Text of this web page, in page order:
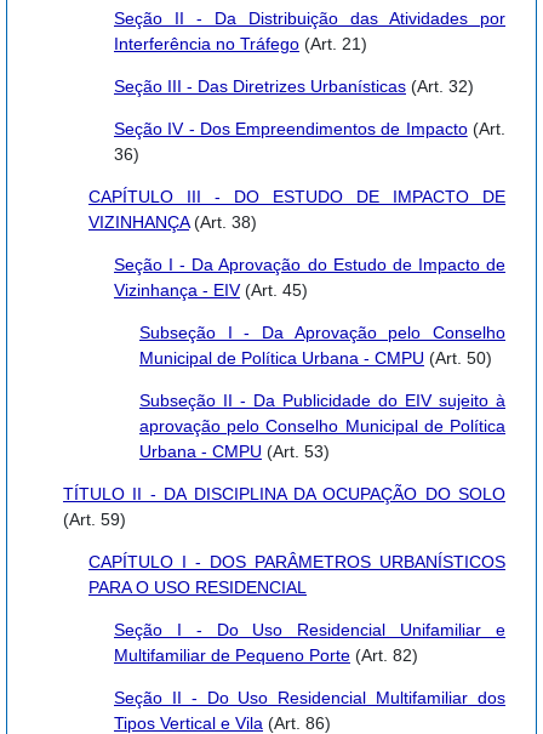
Seção II - Da Distribuição das Atividades por
Interferência no Tráfego (Art. 21)
Seção III - Das Diretrizes Urbanísticas (Art. 32)
Seção IV - Dos Empreendimentos de Impacto(Art.
36)
CAPÍTULO III - DO ESTUDO DE IMPACTO DE
VIZINHANÇA(Art. 38)
Seção I - Da Aprovação do Estudo de Impacto de
Vizinhança - EIV(Art. 45)
Subseção I - Da Aprovação pelo Conselho
Municipal de Política Urbana - CMPU (Art. 50)
Subseção II - Da Publicidade do EIV sujeito à
aprovação pelo Conselho Municipal de Política
Urbana - CMPU (Art. 53)
TÍTULO II - DA DISCIPLINA DA OCUPAÇÃO DO SOLO
(Art. 59)
CAPÍTULO I - DOS PARÂMETROS URBANÍSTICOS
PARA O USO RESIDENCIAL
Seção I - Do Uso Residencial Unifamiliar e
Multifamiliar de Pequeno Porte (Art. 82)
Seção II - Do Uso Residencial Multifamiliar dos
Tipos Vertical e Vila (Art. 86)